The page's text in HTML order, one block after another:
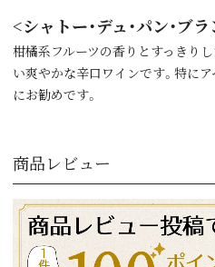
<シャトー・デュ・パン・ブ
柑橘系フルーツの香りとすっきり
い爽やかな辛口ワインです。特に
にお勧めです。
商品レビュー